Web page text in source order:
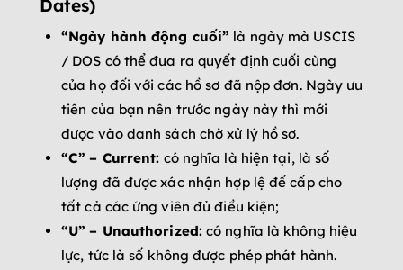
Dates)
“Ngày hành động cuối” là ngày mà USCIS
/ DOS có thể đưa ra quyết định cuối cùng
của họ đối với các hồ sơ đã nộp đơn. Ngày ưu
tiên của bạn nên trước ngày này thì mới
được vào danh sách chờ xử lý hồ sơ.
“C” – Current: có nghĩa là hiện tại, là số
lượng đã được xác nhận hợp lệ để cấp cho
tất cả các ứng viên đủ điều kiện;
“U” – Unauthorized:có nghĩa là không hiệu
lực, tức là số không được phép phát hành.